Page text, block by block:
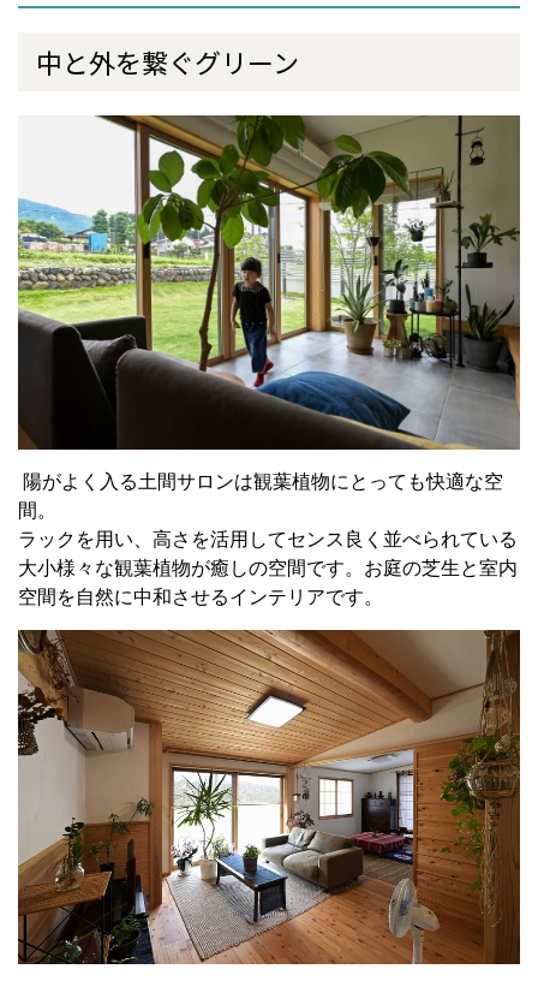
中と外を繋ぐグリーン
陽がよく入る土間サロンは観葉植物にとっても快適な空
間。
ラックを用い、高さを活用してセンス良く並べられている
大小様々な観葉植物が癒しの空間です。お庭の芝生と室内
空間を自然に中和させるインテリアです。